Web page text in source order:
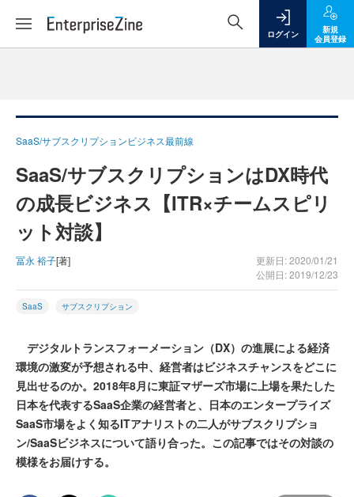
ログイン
新規
会員登録
SaaS/サブスクリプションビジネス最前線
SaaS/サブスクリプションはDX時代
の成長ビジネス【ITR×チームスピリ
ット対談】
冨永 裕子[著]
更新日: 2020/01/21
公開日: 2019/12/23
SaaS サブスクリプション
デジタルトランスフォーメーション（DX）の進展による経済
環境の激変が予想される中、経営者はビジネスチャンスをどこに
見出せるのか。2018年8月に東証マザーズ市場に上場を果たした
日本を代表するSaaS企業の経営者と、日本のエンタープライズ
SaaS市場をよく知るITアナリストの二人がサブスクリプショ
ン/SaaSビジネスについて語り合った。この記事ではその対談の
模様をお届けする。